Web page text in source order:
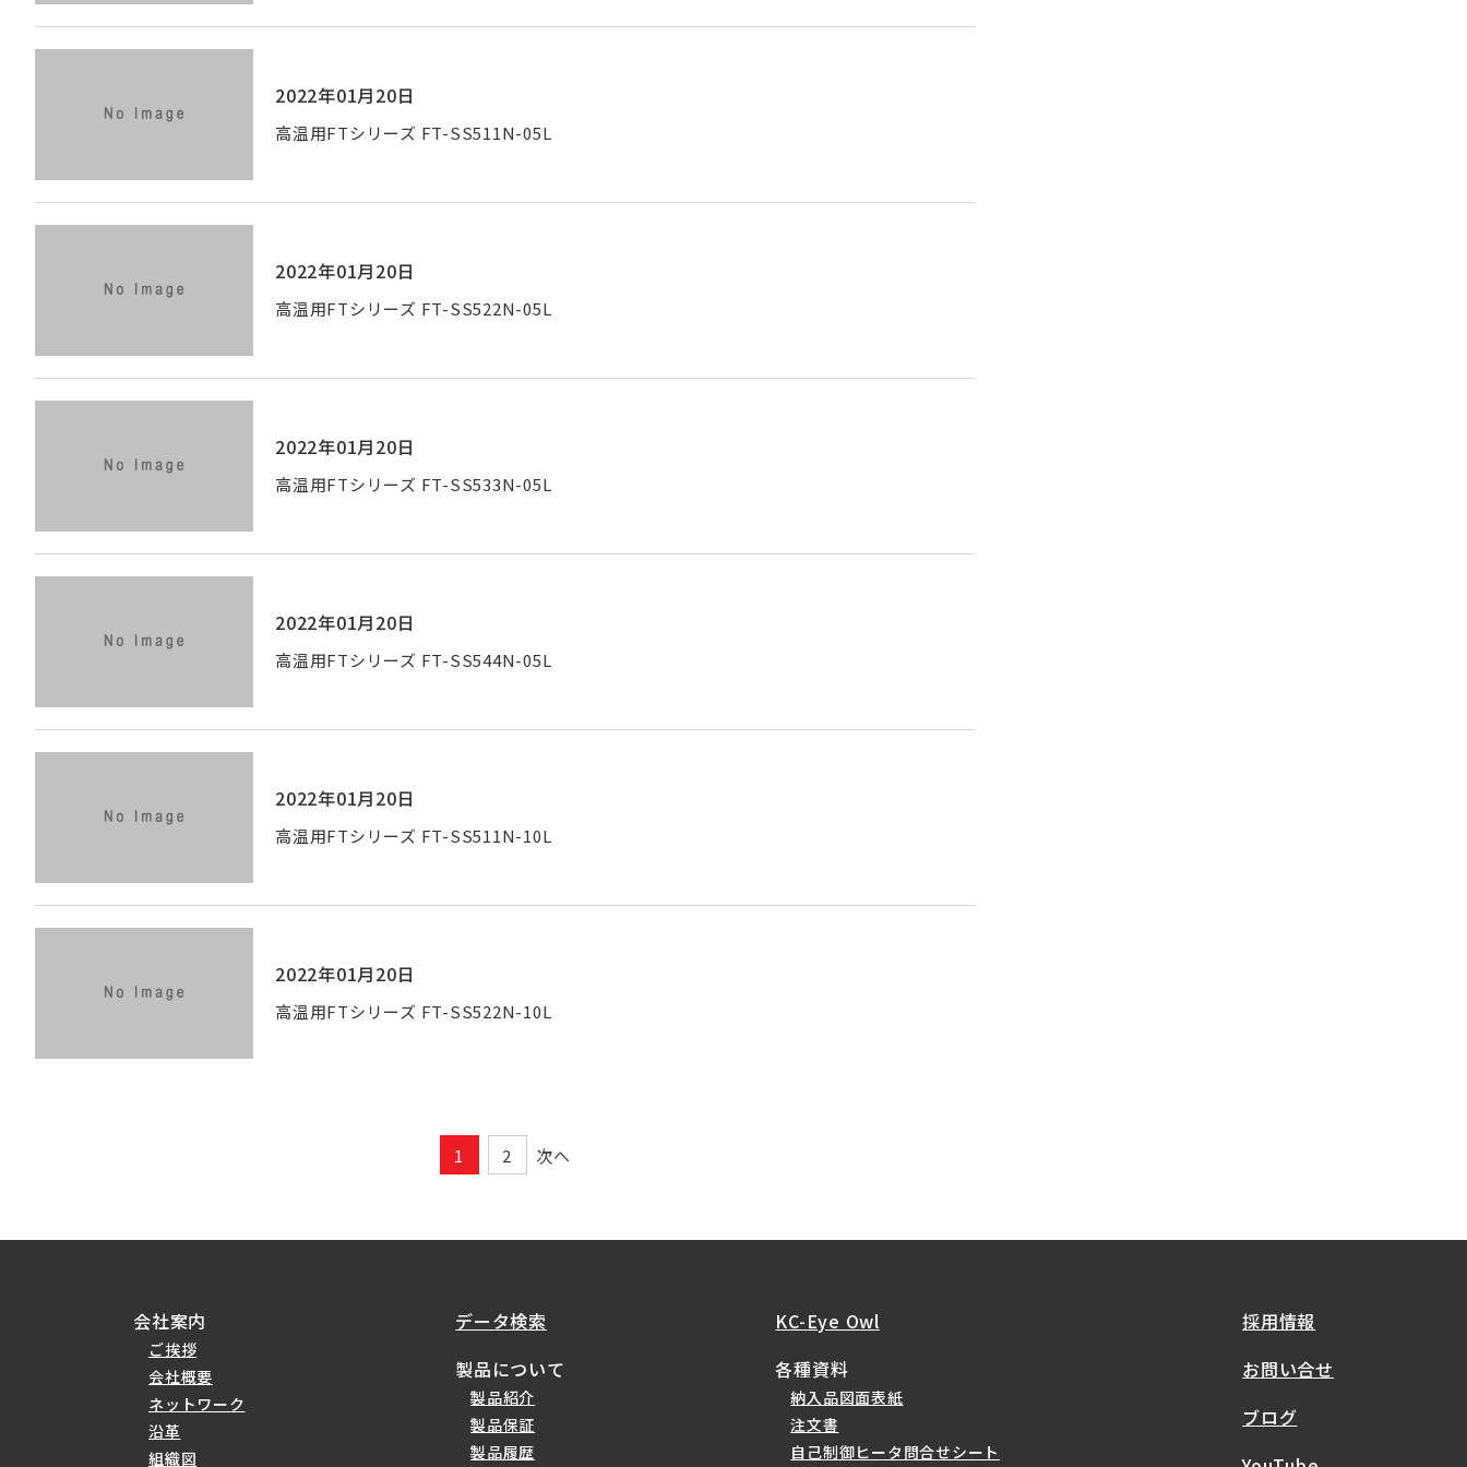
2022年01月20日
高温用FTシリーズ FT-SS511N-05L
2022年01月20日
高温用FTシリーズ FT-SS522N-05L
2022年01月20日
高温用FTシリーズ FT-SS533N-05L
2022年01月20日
高温用FTシリーズ FT-SS544N-05L
2022年01月20日
高温用FTシリーズ FT-SS511N-10L
2022年01月20日
高温用FTシリーズ FT-SS522N-10L
1 2 次へ
会社案内
ご挨拶
会社概要
ネットワーク
沿革
組織図
データ検索
製品について
製品紹介
製品保証
製品履歴
KC-Eye Owl
各種資料
納入品図面表紙
注文書
自己制御ヒータ問合せシート
採用情報
お問い合せ
ブログ